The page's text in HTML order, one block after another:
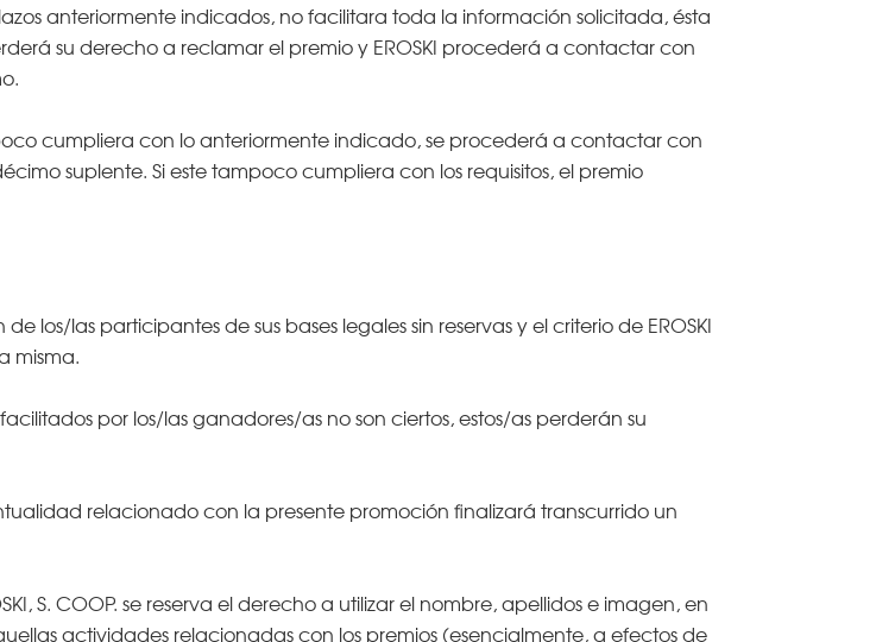
anteriormente indicados, no facilitara toda la información solicitada, ésta
su derecho a reclamar el premio y EROSKI procederá a contactar con
cumpliera con lo anteriormente indicado, se procederá a contactar con
suplente. Si este tampoco cumpliera con los requisitos, el premio
las participantes de sus bases legales sin reservas y el criterio de EROSKI
misma.
por los/las ganadores/as no son ciertos, estos/as perderán su
relacionado con la presente promoción finalizará transcurrido un
S. COOP. se reserva el derecho a utilizar el nombre, apellidos e imagen, en
actividades relacionadas con los premios (esencialmente, a efectos de